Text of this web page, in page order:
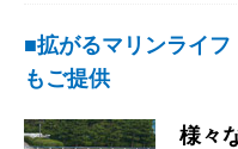
■拡がるマリンライ
もご提供
様々